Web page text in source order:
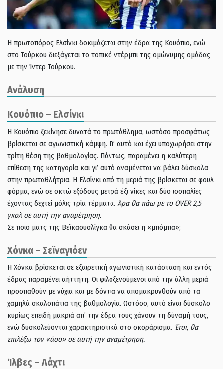
Η πρωτοπόρος Ελσίνκι δοκιμάζεται στην έδρα της Κουόπιο, ενώ
στο Τούρκου διεξάγεται το τοπικό ντέρμπι της ομώνυμης ομάδας
με την Ίντερ Τούρκου.
Ανάλυση
Κουόπιο – Ελσίνκι
Η Κουόπιο ξεκίνησε δυνατά το πρωτάθλημα, ωστόσο προσφάτως
βρίσκεται σε αγωνιστική κάμψη. Γι’ αυτό και έχει υποχωρήσει στην
τρίτη θέση της βαθμολογίας. Πάντως, παραμένει η καλύτερη
επίθεση της κατηγορία και γι’ αυτό αναμένεται να βάλει δύσκολα
στην πρωταθλήτρια. Η Ελσίνκι από τη μεριά της βρίσκεται σε φουλ
φόρμα, ενώ σε οκτώ εξόδους μετρά έξι νίκες και δύο ισοπαλίες
έχοντας δεχτεί μόλις τρία τέρματα. Άρα θα πάω με το OVER 2,5
γκολ σε αυτή την αναμέτρηση.
Σε ποιο ματς της Βεϊκαουσλίγκα θα σκάσει η «μπόμπα»;
Χόνκα – Σεϊναγιόεν
Η Χόνκα βρίσκεται σε εξαιρετική αγωνιστική κατάσταση και εντός
έδρας παραμένει αήττητη. Οι φιλοξενούμενοι από την άλλη μεριά
προσπαθούν με νύχια και με δόντια να απομακρυνθούν από τα
χαμηλά σκαλοπάτια της βαθμολογία. Ωστόσο, αυτό είναι δύσκολο
κυρίως επειδή μακριά απ’ την έδρα τους χάνουν τη δύναμή τους,
ενώ δυσκολεύονται χαρακτηριστικά στο σκοράρισμα. Έτσι, θα
επιλέξω τον «άσο» σε αυτή την αναμέτρηση.
Ίλβες – Λάχτι